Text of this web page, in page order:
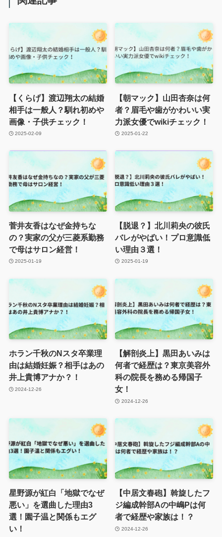
【くらげ】渡辺翔太の結婚
相手は一般人？馴れ初めや
画像・子供チェック！
2025-02-09
【朝マック】山田杏奈は何
者？眉毛や歯がかわいい実
力派女優でwikiチェック！
2025-01-22
菅井友香はなぜ金持ちな
の？実家の父が三菱系勤務
で母はサロン経営！
2025-01-19
【脱退？】北川莉央の彼氏
バレがやばい！プロ意識低
い理由３選！
2025-01-19
ホラン千秋のNスタ卒業理
由は結婚妊娠？相手はあの
井上貴博アナか？！
2024-12-26
【解剖炎上】黒田あいみは
何者で経歴は？東京美容外
科の院長を務める帰国子
女！
2024-12-26
星野源が紅白「地獄でなぜ
悪い」を選曲した理由3
選！園子温と関係もエグ
い！
【中居文春砲】斡旋したフ
ジ編成幹部Aの中嶋Pは何
者で経歴や家族は！？
2024-12-26